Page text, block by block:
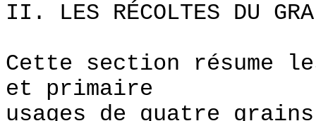
II. LES RÉCOLTES DU
Cette section résume
et primaire
usages de quatre